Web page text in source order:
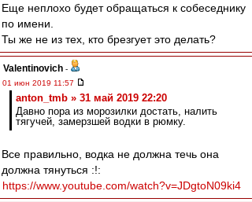
Еще неплохо будет обращаться к собеседнику
по имени.
Ты же не из тех, кто брезгует это делать?
Valentinovich -
01 июн 2019 11:57
anton_tmb » 31 май 2019 22:20
Давно пора из морозилки достать, налить
тягучей, замерзшей водки в рюмку.
Все правильно, водка не должна течь она
должна тянуться :!:
https://www.youtube.com/watch?v=JDgtoN09ki4